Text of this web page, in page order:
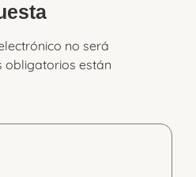
no será
obligatorios están